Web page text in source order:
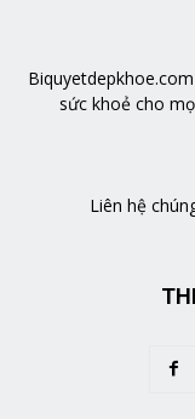
sức khoẻ cho
Liên hệ